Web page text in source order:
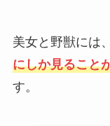
美女と野獣には、
にしか見ること
す。